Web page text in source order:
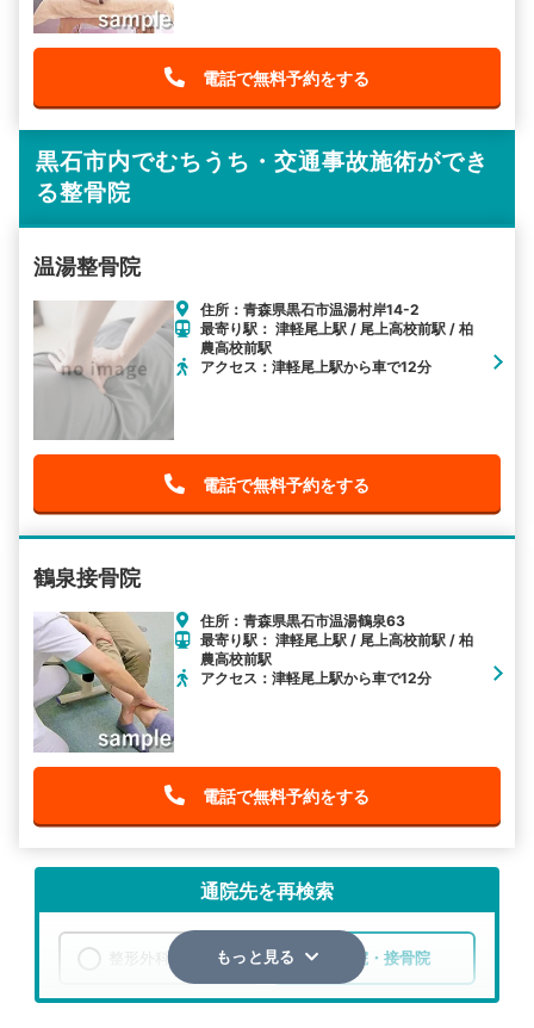
電話で無料予約をする
黒石市内でむちうち・交通事故施術ができ
る整骨院
温湯整骨院
住所：青森県黒石市温湯村岸14-2
最寄り駅： 津軽尾上駅 / 尾上高校前駅 / 柏
農高校前駅
アクセス：津軽尾上駅から車で12分
電話で無料予約をする
鶴泉接骨院
住所：青森県黒石市温湯鶴泉63
最寄り駅： 津軽尾上駅 / 尾上高校前駅 / 柏
農高校前駅
アクセス：津軽尾上駅から車で12分
電話で無料予約をする
通院先を再検索
整形外科 整骨院・接骨院
もっと見る